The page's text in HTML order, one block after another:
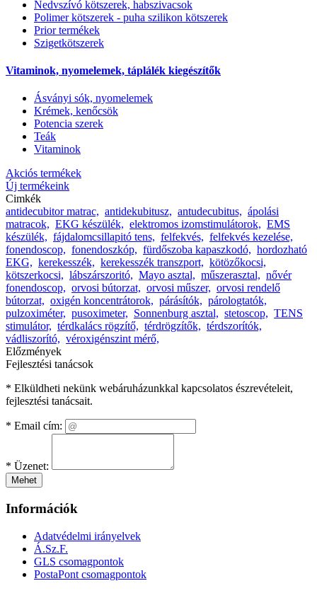
Nedvszívó kötszerek, habszivacsok
Polimer kötszerek - puha szilikon kötszerek
Prior termékek
Szigetkötszerek
Vitaminok, nyomelemek, táplálék kiegészítők
Ásványi sók, nyomelemek
Krémek, kenőcsök
Potencia szerek
Teák
Vitaminok
Akciós termékek
Új termékeink
Cimkék
antidecubitor matrac, antidekubitusz, antudecubitus, ápolási
matracok, EKG készülék, elektromos izomstimulátorok, EMS
készülék, fájdalomcsillapitó tens, felfekvés, felfekvés kezelése,
fonendoscop, fonendoszkóp, fürdőszoba kapaszkodó, hordozható
EKG, kerekesszék, kerekesszék transzport, kötözőkocsi,
kötszerkocsi, lábszárszoritó, Mayo asztal, műszerasztal, nővér
fonendoscop, orvosi bútorzat, orvosi műszer, orvosi rendelő
bútorzat, oxigén koncentrátorok, párásítók, párologtatók,
pulzoximéter, pusoximeter, Sonnenburg asztal, stetoscop, TENS
stimulátor, térdkalács rögzítő, térdrögzítők, térdszorítók,
vádliszorító, véroxigénszint mérő,
Előzmények
Fejlesztési tanácsok
* Elküldheti nekünk webáruházunkkal kapcsolatos észrevételeit,
fejlesztési tanácsait.
* Email cím:
* Üzenet:
Mehet
Információk
Adatvédelmi irányelvek
Á.Sz.F.
GLS csomagpontok
PostaPont csomagpontok